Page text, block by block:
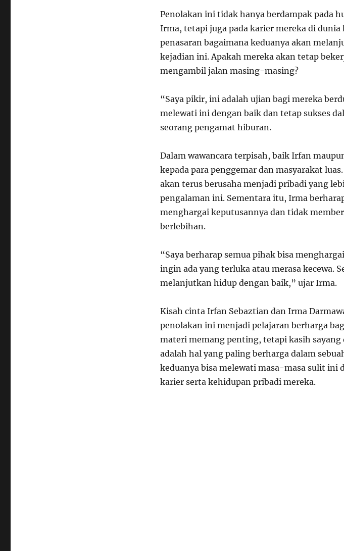
Penolakan ini tidak hanya berdampak pada
Irma, tetapi juga pada karier mereka di dunia
penasaran bagaimana keduanya akan
kejadian ini. Apakah mereka akan tetap
mengambil jalan masing-masing?
“Saya pikir, ini adalah ujian bagi mereka
melewati ini dengan baik dan tetap sukses
seorang pengamat hiburan.
Dalam wawancara terpisah, baik Irfan
kepada para penggemar dan masyarakat
akan terus berusaha menjadi pribadi yang
pengalaman ini. Sementara itu, Irma
menghargai keputusannya dan tidak
berlebihan.
“Saya berharap semua pihak bisa
ingin ada yang terluka atau merasa kecewa.
melanjutkan hidup dengan baik,” ujar Irma.
Kisah cinta Irfan Sebaztian dan Irma
penolakan ini menjadi pelajaran berharga
materi memang penting, tetapi kasih
adalah hal yang paling berharga dalam
keduanya bisa melewati masa-masa sulit ini
karier serta kehidupan pribadi mereka.